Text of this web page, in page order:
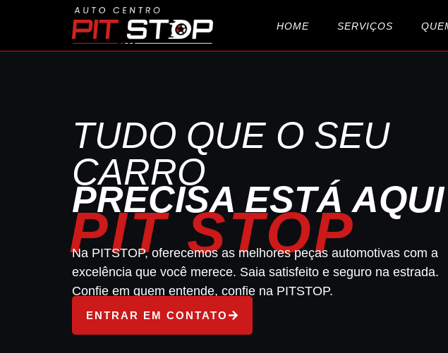
HOME SERVIÇOS
TUDO QUE O SEU
CARRO
PRECISA ESTÁ
PIT STOP
Na PITSTOP, oferecemos as melhores peças automotivas com a
excelência que você merece. Saia satisfeito e seguro na estrada.
Confie em quem entende, confie na PITSTOP.
ENTRAR EM CONTATO